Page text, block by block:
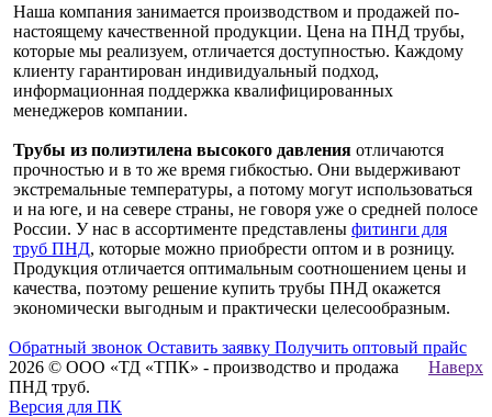
Наша компания занимается производством и продажей по-
настоящему качественной продукции. Цена на ПНД трубы,
которые мы реализуем, отличается доступностью. Каждому
клиенту гарантирован индивидуальный подход,
информационная поддержка квалифицированных
менеджеров компании.
Трубы из полиэтилена высокого давления отличаются
прочностью и в то же время гибкостью. Они выдерживают
экстремальные температуры, а потому могут использоваться
и на юге, и на севере страны, не говоря уже о средней полосе
России. У нас в ассортименте представлены фитинги для
труб ПНД, которые можно приобрести оптом и в розницу.
Продукция отличается оптимальным соотношением цены и
качества, поэтому решение купить трубы ПНД окажется
экономически выгодным и практически целесообразным.
Обратный звонок Оставить заявку Получить оптовый прайс
Наверх
2026 © ООО «ТД «ТПК» - производство и продажа
ПНД труб.
Версия для ПК